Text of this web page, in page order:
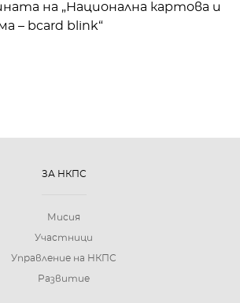
на „Национална картова и
– bcard blink“
ЗА НКПС
Мисия
Участници
Управление на НКПС
Развитие